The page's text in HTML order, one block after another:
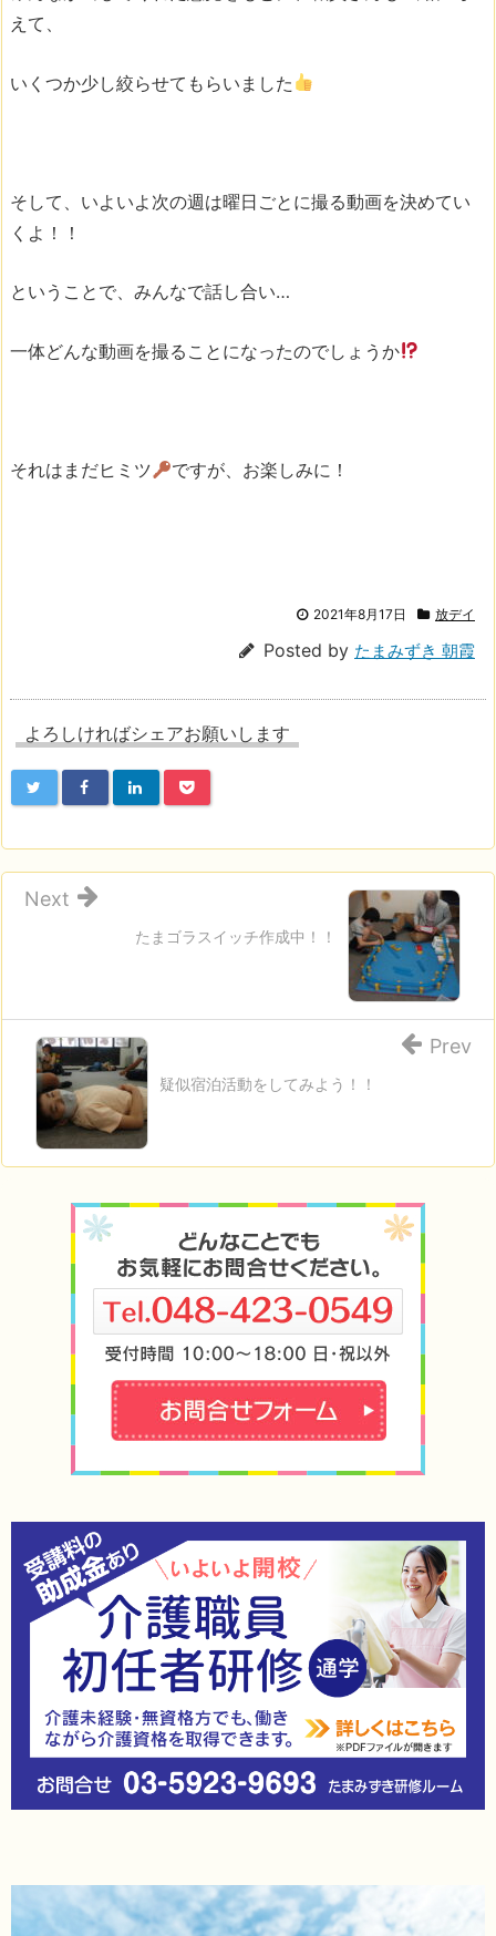
えて、
いくつか少し絞らせてもらいました
そして、いよいよ次の週は曜日ごとに撮る動画を決めてい
くよ！！
ということで、みんなで話し合い…
一体どんな動画を撮ることになったのでしょうか
それはまだヒミツ ですが、お楽しみに！
2021年8月17日 放デイ
Posted by たまみずき 朝霞
よろしければシェアお願いします
たまゴラスイッチ作成中！！
Next
疑似宿泊活動をしてみよう！！
Prev